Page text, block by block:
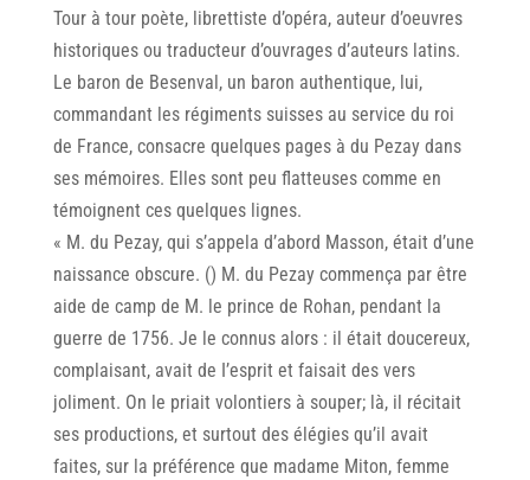
Tour à tour poète, librettiste d’opéra, auteur d’oeuvres
historiques ou traducteur d’ouvrages d’auteurs latins.
Le baron de Besenval, un baron authentique, lui,
commandant les régiments suisses au service du roi
de France, consacre quelques pages à du Pezay dans
ses mémoires. Elles sont peu flatteuses comme en
témoignent ces quelques lignes.
« M. du Pezay, qui s’appela d’abord Masson, était d’une
naissance obscure. () M. du Pezay commença par être
aide de camp de M. le prince de Rohan, pendant la
guerre de 1756. Je le connus alors : il était doucereux,
complaisant, avait de I’esprit et faisait des vers
joliment. On le priait volontiers à souper; là, il récitait
ses productions, et surtout des élégies qu’il avait
faites, sur la préférence que madame Miton, femme